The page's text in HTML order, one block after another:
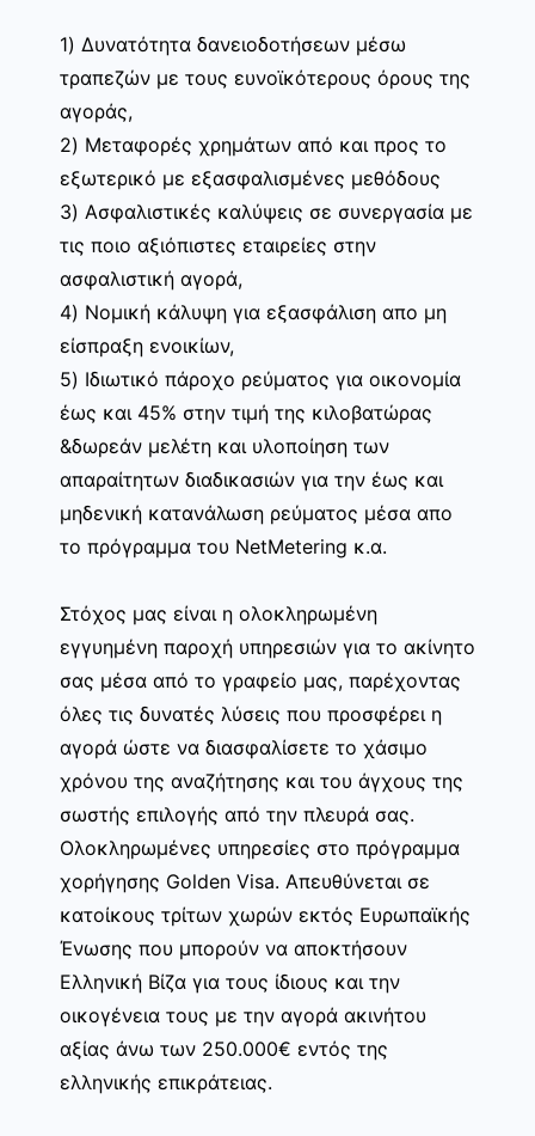
1) Δυνατότητα δανειοδοτήσεων μέσω
τραπεζών με τους ευνοϊκότερους όρους της
αγοράς,
2) Μεταφορές χρημάτων από και προς το
εξωτερικό με εξασφαλισμένες μεθόδους
3) Ασφαλιστικές καλύψεις σε συνεργασία με
τις ποιο αξιόπιστες εταιρείες στην
ασφαλιστική αγορά,
4) Νομική κάλυψη για εξασφάλιση απο μη
είσπραξη ενοικίων,
5) Ιδιωτικό πάροχο ρεύματος για οικονομία
έως και 45% στην τιμή της κιλοβατώρας
&δωρεάν μελέτη και υλοποίηση των
απαραίτητων διαδικασιών για την έως και
μηδενική κατανάλωση ρεύματος μέσα απο
το πρόγραμμα του NetMetering κ.α.
Στόχος μας είναι η ολοκληρωμένη
εγγυημένη παροχή υπηρεσιών για το ακίνητο
σας μέσα από το γραφείο μας, παρέχοντας
όλες τις δυνατές λύσεις που προσφέρει η
αγορά ώστε να διασφαλίσετε το χάσιμο
χρόνου της αναζήτησης και του άγχους της
σωστής επιλογής από την πλευρά σας.
Ολοκληρωμένες υπηρεσίες στο πρόγραμμα
χορήγησης Golden Visa. Απευθύνεται σε
κατοίκους τρίτων χωρών εκτός Ευρωπαϊκής
Ένωσης που μπορούν να αποκτήσουν
Ελληνική Βίζα για τους ίδιους και την
οικογένεια τους με την αγορά ακινήτου
αξίας άνω των 250.000€ εντός της
ελληνικής επικράτειας.